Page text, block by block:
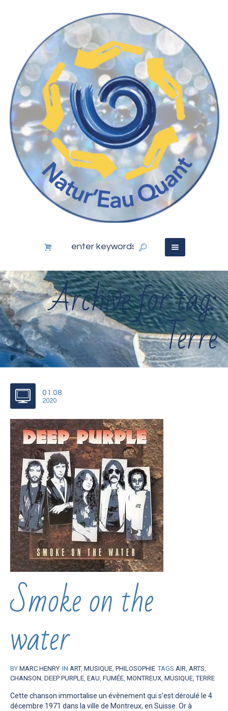
Archive for tag:
Terre
01.08
2020
Smoke on the
water
BY MARC HENRY IN ART, MUSIQUE PHILOSOPHIE TAGS AIR ARTS
CHANSON DEEP PURPLE EAU FUMÉE MONTREUX MUSIQUE ,TERRE
Cette chanson immortalise un évènement qui s’est déroulé le 4
décembre 1971 dans la ville de Montreux, en Suisse. Or à